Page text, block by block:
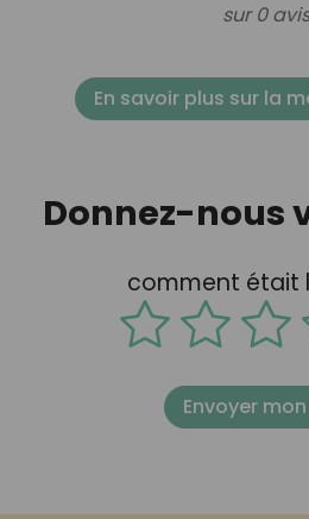
sur 0 avis
En savoir plus sur la
Donnez-nous
comment était
Envoyer